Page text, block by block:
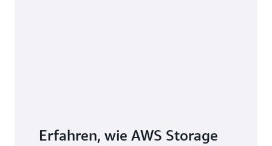
Erfahren, wie AWS Storage